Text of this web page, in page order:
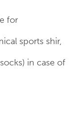
for
sports shir,
in case of